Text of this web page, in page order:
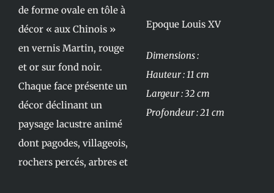
de forme ovale en tôle à
décor « aux Chinois »
en vernis Martin, rouge
et or sur fond noir.
Chaque face présente un
décor déclinant un
paysage lacustre animé
dont pagodes, villageois,
rochers percés, arbres et
Epoque Louis XV
Dimensions :
Hauteur : 11 cm
Largeur : 32 cm
Profondeur : 21 cm